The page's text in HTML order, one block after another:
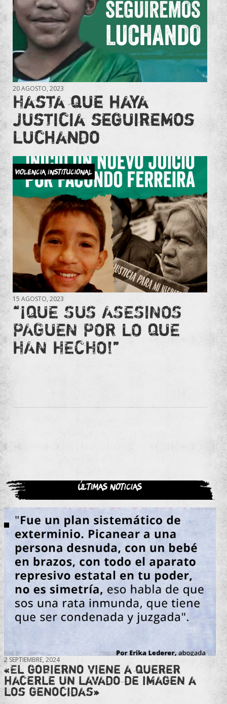
20 AGOSTO, 2023
Hasta que haya
justicia seguiremos
luchando
Violencia Institucional
15 AGOSTO, 2023
“¡QUE SUS ASESINOS
PAGUEN POR LO QUE
HAN HECHO!”
Últimas noticias
2 SEPTIEMBRE, 2024
«El gobierno viene a querer
hacerle un lavado de imagen a
los genocidas»